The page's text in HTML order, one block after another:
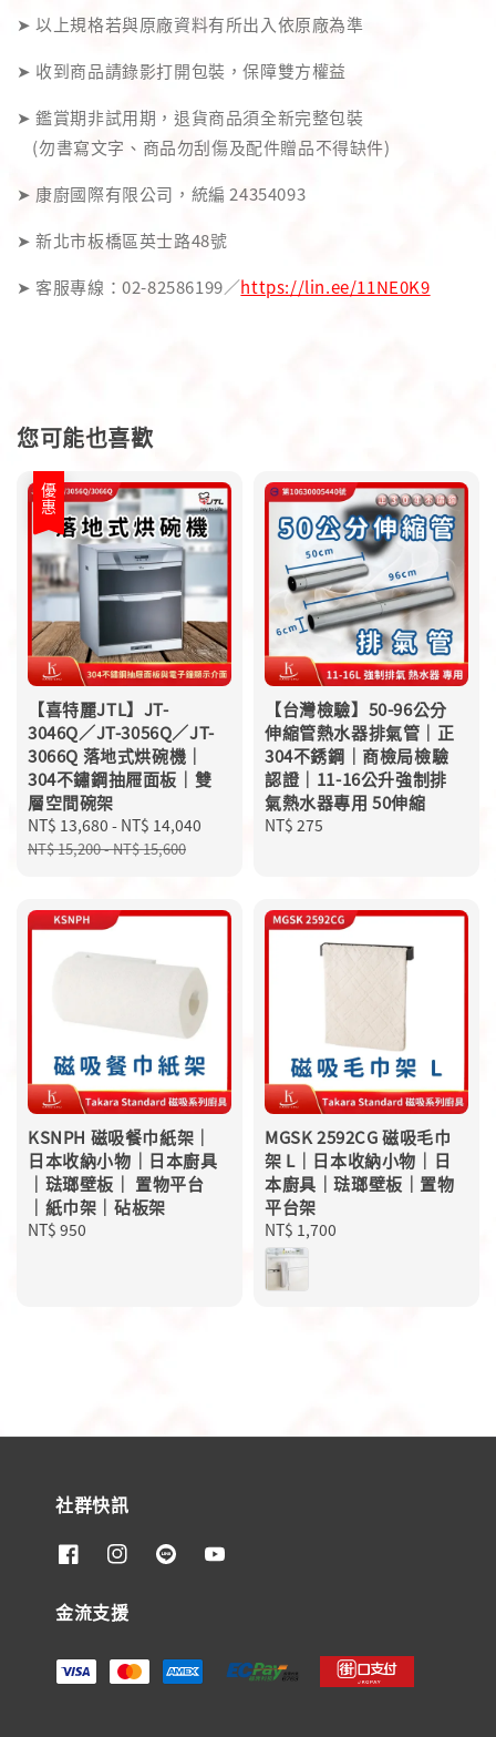
➤ 以上規格若與原廠資料有所出入依原廠為準
➤ 收到商品請錄影打開包裝，保障雙方權益
➤ 鑑賞期非試用期，退貨商品須全新完整包裝
(勿書寫文字、商品勿刮傷及配件贈品不得缺件)
➤ 康廚國際有限公司，統編 24354093
➤ 新北市板橋區英士路48號
➤ 客服專線：02-82586199／https://lin.ee/11NE0K9
您可能也喜歡
優惠
【喜特麗JTL】JT-
3046Q／JT-3056Q／JT-
3066Q 落地式烘碗機｜
304不鏽鋼抽屜面板｜雙
層空間碗架
Sale
price
NT$ 13,680 - NT$ 14,040
Regular
NT$ 15,200-NT$ 15,600
【台灣檢驗】50-96公分
伸縮管熱水器排氣管｜正
304不銹鋼｜商檢局檢驗
認證｜11-16公升強制排
氣熱水器專用 50伸縮
Regular
NT$ 275
KSNPH 磁吸餐巾紙架｜
日本收納小物｜日本廚具
｜琺瑯壁板｜ 置物平台
｜紙巾架｜砧板架
Regular
NT$ 950
MGSK 2592CG 磁吸毛巾
架 L｜日本收納小物｜日
本廚具｜琺瑯壁板｜置物
平台架
Regular
price
NT$ 1,700
社群快訊
金流支援